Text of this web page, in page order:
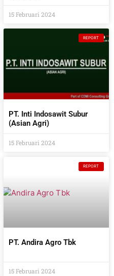
15 Februari 2024
REPORT
PT. Inti Indosawit Subur
(Asian Agri)
15 Februari 2024
REPORT
PT. Andira Agro Tbk
15 Februari 2024